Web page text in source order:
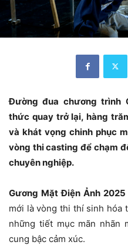
Đường đua chương trình
thức quay trở lại, hàng
và khát vọng chinh phục
vòng thi casting để chạm
chuyên nghiệp.
Gương Mặt Điện Ảnh 2025
mới là vòng thi thí sinh hóa
những tiết mục mãn nhãn
cung bậc cảm xúc.